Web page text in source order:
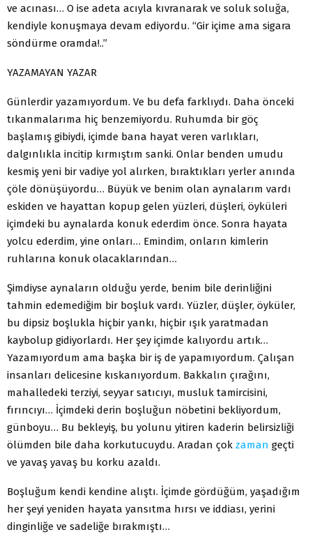
ve acınası… O ise adeta acıyla kıvranarak ve soluk soluğa,
kendiyle konuşmaya devam ediyordu. “Gir içime ama sigara
söndürme oramda!..”
YAZAMAYAN YAZAR
Günlerdir yazamıyordum. Ve bu defa farklıydı. Daha önceki
tıkanmalarıma hiç benzemiyordu. Ruhumda bir göç
başlamış gibiydi, içimde bana hayat veren varlıkları,
dalgınlıkla incitip kırmıştım sanki. Onlar benden umudu
kesmiş yeni bir vadiye yol alırken, bıraktıkları yerler anında
çöle dönüşüyordu… Büyük ve benim olan aynalarım vardı
eskiden ve hayattan kopup gelen yüzleri, düşleri, öyküleri
içimdeki bu aynalarda konuk ederdim önce. Sonra hayata
yolcu ederdim, yine onları… Emindim, onların kimlerin
ruhlarına konuk olacaklarından…
Şimdiyse aynaların olduğu yerde, benim bile derinliğini
tahmin edemediğim bir boşluk vardı. Yüzler, düşler, öyküler,
bu dipsiz boşlukla hiçbir yankı, hiçbir ışık yaratmadan
kaybolup gidiyorlardı. Her şey içimde kalıyordu artık…
Yazamıyordum ama başka bir iş de yapamıyordum. Çalışan
insanları delicesine kıskanıyordum. Bakkalın çırağını,
mahalledeki terziyi, seyyar satıcıyı, musluk tamircisini,
fırıncıyı… İçimdeki derin boşluğun nöbetini bekliyordum,
günboyu… Bu bekleyiş, bu yolunu yitiren kaderin belirsizliği
ölümden bile daha korkutucuydu. Aradan çok zaman geçti
ve yavaş yavaş bu korku azaldı.
Boşluğum kendi kendine alıştı. İçimde gördüğüm, yaşadığım
her şeyi yeniden hayata yansıtma hırsı ve iddiası, yerini
dinginliğe ve sadeliğe bırakmıştı…